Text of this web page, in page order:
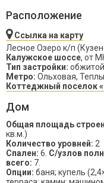
Расположение
Ссылка на карту
Лесное Озеро к/п
Калужское шоссе, от
Тип застройки:
Метро: Ольховая,
Коттеджный поселок
Дом
Общая площадь
кв.м.)
Количество уровней: 2
Спален: 6. С/узлов
всего: 7.
Опции: баня; купель